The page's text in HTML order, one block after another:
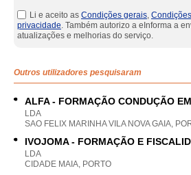
Li e aceito as Condições gerais,
privacidade. Também autorizo a eInforma a
atualizações e melhorias do serviço.
Outros utilizadores pesquisaram
ALFA - FORMAÇÃO CONDUÇÃO
LDA
SAO FELIX MARINHA VILA NOVA GAIA,
IVOJOMA - FORMAÇÃO E
LDA
CIDADE MAIA, PORTO